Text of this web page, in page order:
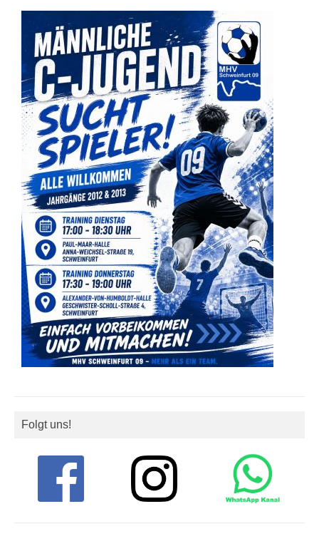
Folgt uns!